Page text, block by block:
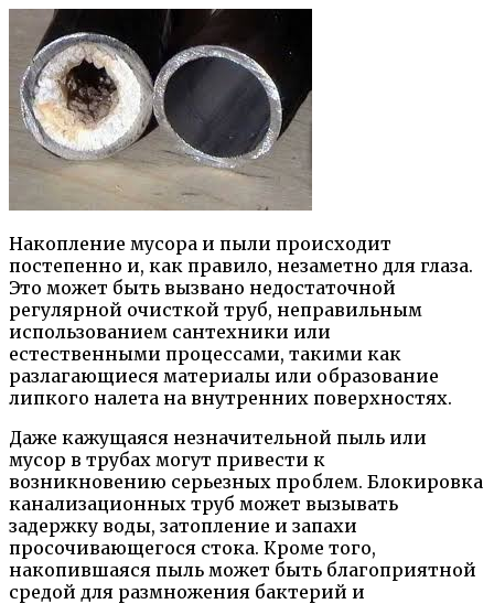
Накопление мусора и пыли происходит
постепенно и, как правило, незаметно для глаза.
Это может быть вызвано недостаточной
регулярной очисткой труб, неправильным
использованием сантехники или
естественными процессами, такими как
разлагающиеся материалы или образование
липкого налета на внутренних поверхностях.
Даже кажущаяся незначительной пыль или
мусор в трубах могут привести к
возникновению серьезных проблем. Блокировка
канализационных труб может вызывать
задержку воды, затопление и запахи
просочивающегося стока. Кроме того,
накопившаяся пыль может быть благоприятной
средой для размножения бактерий и